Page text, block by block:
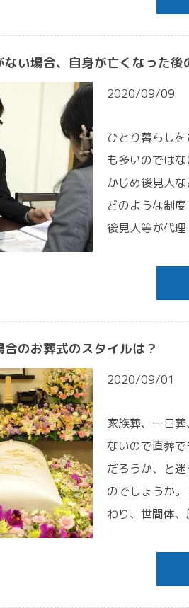
ない場合、自身が亡くなった
2020/09/09
ひとり暮らし
も多いのでは
かじめ後見人
どのような制
後見人等が代
のお葬式のスタイルは？
2020/09/01
家族葬、一日
ないので直葬
だろうか、と
のでしょうか
わり、世間体